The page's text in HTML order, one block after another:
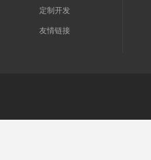
定制开发
友情链接